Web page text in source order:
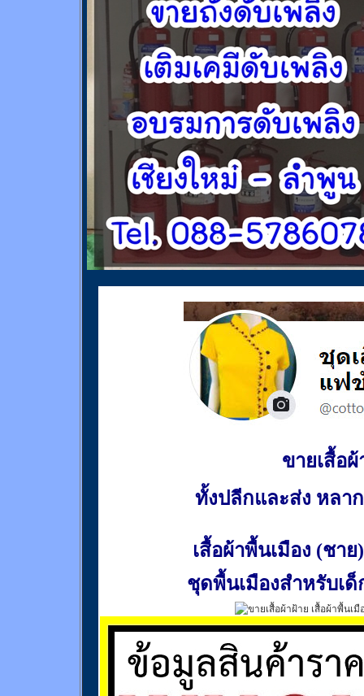
ขายเสื้อผ้
ทั้งปลีกและส่ง หลา
เสื้อผ้าพื้นเมือง (ชาย)
ชุดพื้นเมืองสำหรับเด็